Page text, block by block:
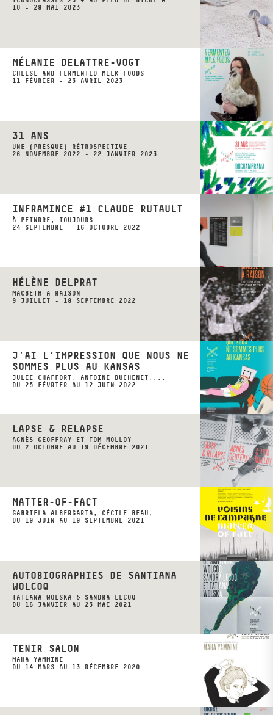
10 - 28 MAI 2023
MÉLANIE DELATTRE-VOGT
CHEESE AND FERMENTED MILK FOODS
11 FÉVRIER - 23 AVRIL 2023
31 ANS
UNE (PRESQUE) RÉTROSPECTIVE
26 NOVEMBRE 2022 - 22 JANVIER 2023
INFRAMINCE #1 CLAUDE RUTAULT
À PEINDRE, TOUJOURS
24 SEPTEMBRE - 16 OCTOBRE 2022
HÉLÈNE DELPRAT
MACBETH A RAISON
9 JUILLET - 18 SEPTEMBRE 2022
J’AI L’IMPRESSION QUE NOUS NE
SOMMES PLUS AU KANSAS
JULIE CHAFFORT, ANTOINE DUCHENET,...
DU 25 FÉVRIER AU 12 JUIN 2022
LAPSE & RELAPSE
AGNÈS GEOFFRAY ET TOM MOLLOY
DU 2 OCTOBRE AU 19 DÉCEMBRE 2021
MATTER-OF-FACT
GABRIELA ALBERGARIA, CÉCILE BEAU,...
DU 19 JUIN AU 19 SEPTEMBRE 2021
AUTOBIOGRAPHIES DE SANTIANA
WOLCOQ
TATIANA WOLSKA & SANDRA LECOQ
DU 16 JANVIER AU 23 MAI 2021
TENIR SALON
MAHA YAMMINE
DU 14 MARS AU 13 DÉCEMBRE 2020